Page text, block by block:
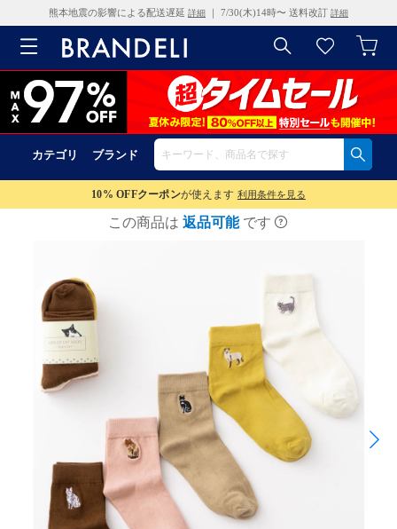
熊本地震の影響による配送遅延 詳細 ｜ 7/30(木)14時〜 送料改訂 詳細
カテゴリ ブランド
10% OFFクーポンが使えます 利用条件を見る
この商品は 返品可能 です